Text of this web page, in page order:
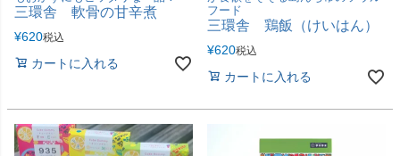
三環舎 軟骨の甘辛煮
¥620税込
カートに入れる
フード
三環舎 鶏飯（けいはん）
¥620税込
カートに入れる